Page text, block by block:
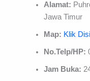
Alamat:
Jawa Timur
Map: Klik
No.Telp/HP:
Jam Buka: